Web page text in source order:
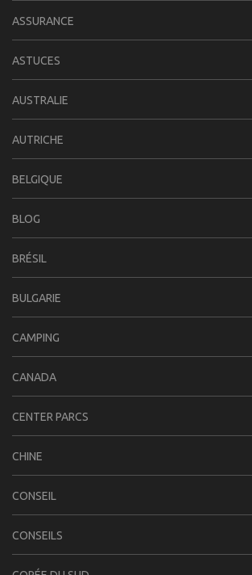
ASSURANCE
ASTUCES
AUSTRALIE
AUTRICHE
BELGIQUE
BLOG
BRÉSIL
BULGARIE
CAMPING
CANADA
CENTER PARCS
CHINE
CONSEIL
CONSEILS